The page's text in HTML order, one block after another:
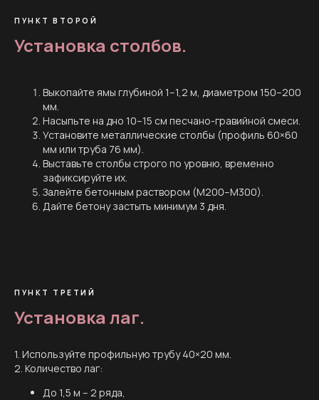
ПУНКТ ВТОРОЙ
Установка столбов.
Выкопайте ямы глубиной 1–1,2 м, диаметром 150–200
мм.
Насыпьте на дно 10–15 см песчано-гравийной смеси.
Установите металлические столбы (профиль 60×60
мм или труба 76 мм).
Выставьте столбы строго по уровню, временно
зафиксируйте их.
Залейте бетонным раствором (М200–М300).
Дайте бетону застыть минимум 3 дня.
ПУНКТ ТРЕТИЙ
Установка лаг.
1. Используйте профильную трубу 40×20 мм.
2. Количество лаг:
До 1,5 м – 2 ряда,